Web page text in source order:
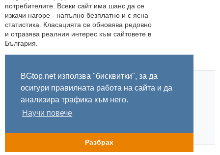
BGtop.net използва "бисквитки", за да
осигури правилната работа на сайта и да
анализира трафика към него.
Научи повече
Разбрах
потребителите. Всеки сайт има шанс да се
изкачи нагоре - напълно безплатно и с ясна
статистика. Класацията се обновява редовно
и отразява реалния интерес към сайтовете в
България.
Начало Правила За BGtop.net
Пишете ни
Линк за гласуване
Бисквитки Поверителност
© 2002-2026 BGtop.net